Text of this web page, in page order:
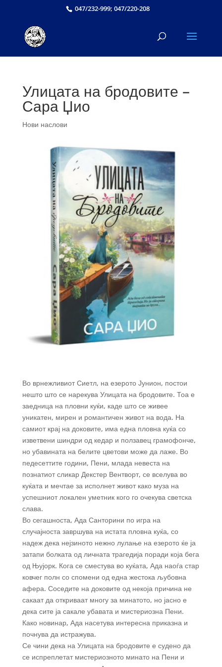
047/232-999; 047/220-208
Улицата на бродовите –
Сара Џио
Нови наслови
Во врнежливиот Сиетл, на езерото Јунион, постои
нешто што се нарекува Улицата на бродовите. Тоа е
заедница на пловни куќи, каде што се живее
уникатен, мирен и романтичен живот на вода. На
самиот крај на доковите, има една пловна куќа со
изветвени шиндри од кедар и ползавец грамофонче,
но убавината на белите цветови може да лаже. Во
педесеттите години, Пени, млада невеста на
познатиот сликар Декстер Вентворт, се вселува во
куќата и мечтае за исполнет живот како муза на
успешниот локален уметник кого го очекува светска
слава.
Во сегашноста, Ада Санторини по игра на
случајноста завршува на истата пловна куќа, со
надеж дека нејзиното нежно лулање на езерото ќе ја
затапи болката од личната трагедија поради која бега
од Њујорк. Кога се сместува во куќата, Ада наоѓа стар
ковчег полн со спомени од една жестока љубовна
афера. Соседите на доковите од некоја причина не
сакаат да откриваат многу за минатото, но јасно е
дека сите ја сакале убавата и мистериозна Пени.
Како новинар, Ада насетува интересна приказна и
почнува да истражува.
Се чини дека на Улицата на бродовите е судено да
се испреплетат мистериозното минато на Пени и